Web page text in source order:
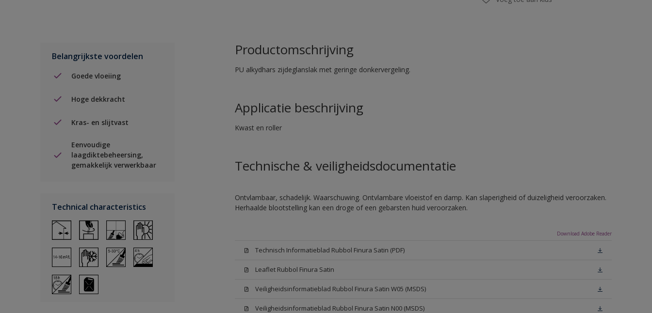
Belangrijkste voordelen
Goede vloeiing
Hoge dekkracht
Kras- en slijtvast
Eenvoudige
laagdiktebeheersing,
gemakkelijk verwerkbaar
Technical characteristics
Productomschrijving
PU alkydhars zijdeglanslak met geringe donkervergeling.
Applicatie beschrijving
Kwast en roller
Technische & veiligheidsdocumentatie
Ontvlambaar, schadelijk. Waarschuwing. Ontvlambare vloeistof en damp. Kan slaperigheid of duizeligheid veroorzaken.
Herhaalde blootstelling kan een droge of een gebarsten huid veroorzaken.
Download Adobe Reader
Technisch Informatieblad Rubbol Finura Satin (PDF)
Leaflet Rubbol Finura Satin
Veiligheidsinformatieblad Rubbol Finura Satin W05 (MSDS)
Veiligheidsinformatieblad Rubbol Finura Satin N00 (MSDS)